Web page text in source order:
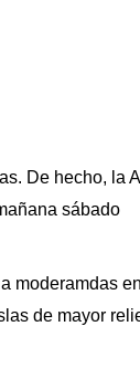
De hecho, la
sábado
moderamdas
de mayor